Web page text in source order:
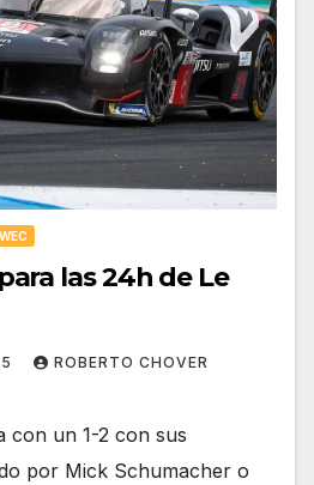
WEC
las 24h de Le
ROBERTO CHOVER
con un 1-2 con sus
por Mick Schumacher o